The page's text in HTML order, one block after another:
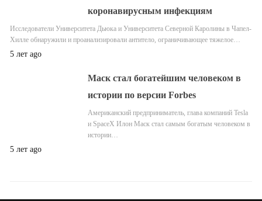
коронавирусным инфекциям
Исследователи Университета Дьюка и Университета Северной Каролины в Чапел-
Хилле обнаружили и проанализировали антитело, ограничивающее тяжелое…
5 лет ago
Маск стал богатейшим человеком в
истории по версии Forbes
Американский предприниматель, глава компаний Tesla
и SpaceX Илон Маск стал самым богатым человеком в
истории…
5 лет ago